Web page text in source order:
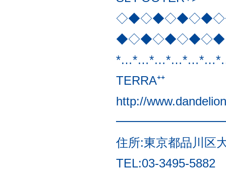
◆◇◆◇◆◇◆◇◆
TERRA⁺⁺
http://
住所:東京都品川区
TEL:03-3495-5882